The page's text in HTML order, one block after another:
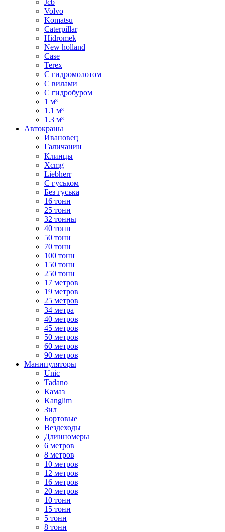
Jcb
Volvo
Komatsu
Caterpillar
Hidromek
New holland
Case
Terex
С гидромолотом
С вилами
С гидробуром
1 м³
1.1 м³
1.3 м³
Автокраны
Ивановец
Галичанин
Клинцы
Xcmg
Liebherr
С гуськом
Без гуська
16 тонн
25 тонн
32 тонны
40 тонн
50 тонн
70 тонн
100 тонн
150 тонн
250 тонн
17 метров
19 метров
25 метров
34 метра
40 метров
45 метров
50 метров
60 метров
90 метров
Манипуляторы
Unic
Tadano
Камаз
Kanglim
Зил
Бортовые
Вездеходы
Длинномеры
6 метров
8 метров
10 метров
12 метров
16 метров
20 метров
10 тонн
15 тонн
5 тонн
8 тонн